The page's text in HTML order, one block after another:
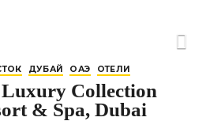
ДУБАЙ ОАЭ ОТЕЛИ
Collection
& Spa, Dubai